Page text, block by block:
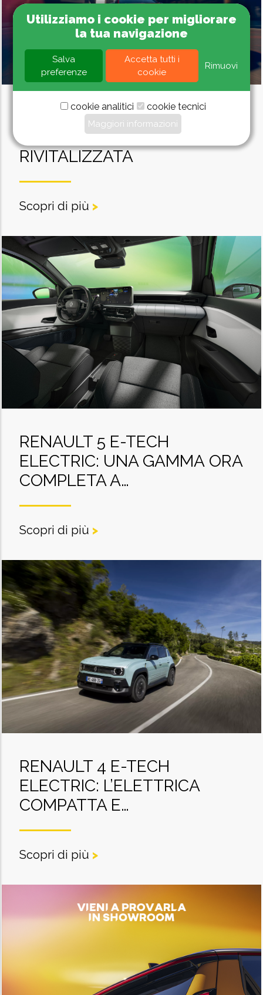
NUOVA RENAULT CLIO: LA
NUOVA GENERAZIONE
RIVITALIZZATA
Scopri di più >
RENAULT 5 E-TECH
ELECTRIC: UNA GAMMA ORA
COMPLETA A…
Scopri di più >
RENAULT 4 E-TECH
ELECTRIC: L’ELETTRICA
COMPATTA E…
Scopri di più >
Utilizziamo i cookie per migliorare
la tua navigazione
Salva
preferenze
Accetta tutti i
cookie
Rimuovi
cookie analitici cookie tecnici
Maggiori informazioni